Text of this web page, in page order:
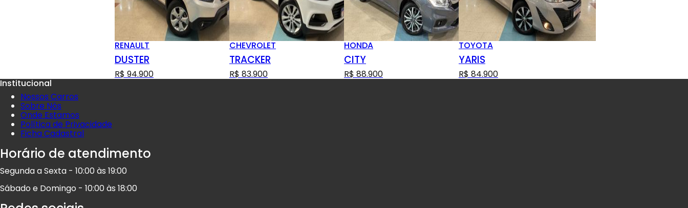
RENAULT
DUSTER
R$ 94.900
CHEVROLET
TRACKER
R$ 83.900
HONDA
CITY
R$ 88.900
TOYOTA
YARIS
R$ 84.900
Institucional
Nossos Carros
Sobre Nós
Onde Estamos
Política de Privacidade
Ficha Cadastral
Horário de atendimento
Segunda a Sexta - 10:00 às 19:00
Sábado e Domingo - 10:00 às 18:00